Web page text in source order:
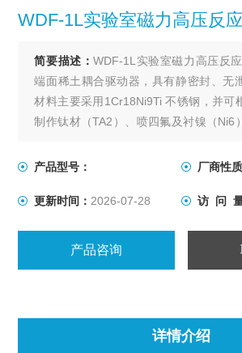
WDF-1L实验室磁力高压反
简要描述：WDF-1L实验室磁力高压反
端面稀土耦合驱动器，具有静密封、无
材料主要采用1Cr18Ni9Ti 不锈钢，并可
制作钛材（TA2）、喷四氟及衬镍（Ni6
料方式有上出料和下出料两种，供用户订
产品型号： 厂商性质
更新时间： 2026-07-28 访 问 量
产品咨询
详情介绍